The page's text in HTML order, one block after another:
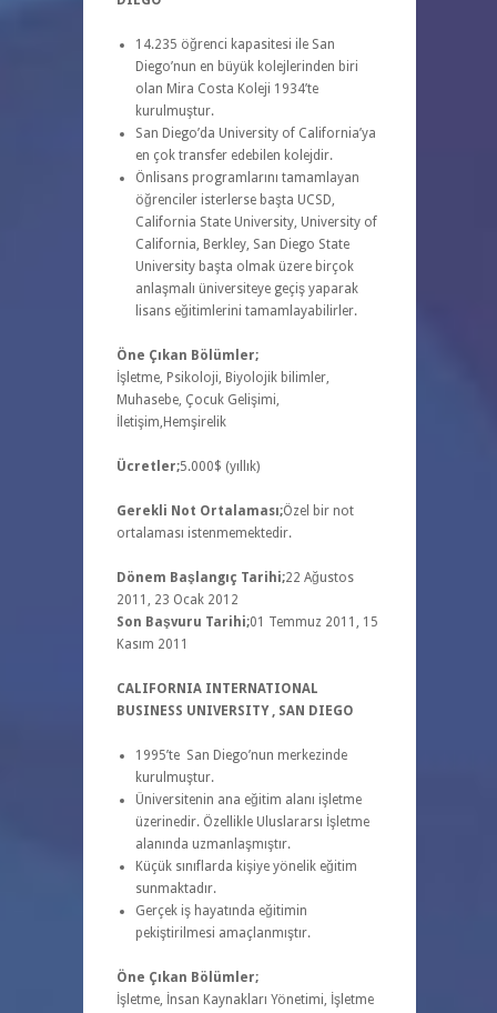
14.235 öğrenci kapasitesi ile San
Diego’nun en büyük kolejlerinden biri
olan Mira Costa Koleji 1934’te
kurulmuştur.
San Diego’da University of California’ya
en çok transfer edebilen kolejdir.
Önlisans programlarını tamamlayan
öğrenciler isterlerse başta UCSD,
California State University, University of
California, Berkley, San Diego State
University başta olmak üzere birçok
anlaşmalı üniversiteye geçiş yaparak
lisans eğitimlerini tamamlayabilirler.
Öne Çıkan Bölümler;
İşletme, Psikoloji, Biyolojik bilimler,
Muhasebe, Çocuk Gelişimi,
İletişim,Hemşirelik
Ücretler;5.000$ (yıllık)
Gerekli Not Ortalaması;Özel bir not
ortalaması istenmemektedir.
Dönem Başlangıç Tarihi;22 Ağustos
2011, 23 Ocak 2012
Son Başvuru Tarihi;01 Temmuz 2011, 15
Kasım 2011
CALIFORNIA INTERNATIONAL
BUSINESS UNIVERSITY , SAN DIEGO
1995’te San Diego’nun merkezinde
kurulmuştur.
Üniversitenin ana eğitim alanı işletme
üzerinedir. Özellikle Uluslararsı İşletme
alanında uzmanlaşmıştır.
Küçük sınıflarda kişiye yönelik eğitim
sunmaktadır.
Gerçek iş hayatında eğitimin
pekiştirilmesi amaçlanmıştır.
Öne Çıkan Bölümler;
İşletme, İnsan Kaynakları Yönetimi, İşletme